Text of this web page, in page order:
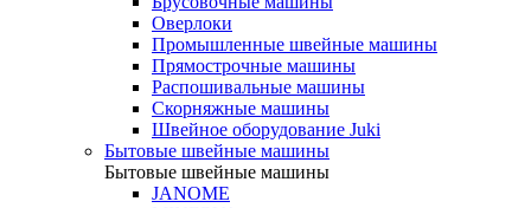
Оверлоки
Промышленные швейные машины
Прямострочные машины
Распошивальные машины
Скорняжные машины
Швейное оборудование Juki
Бытовые швейные машины
Бытовые швейные машины
JANOME